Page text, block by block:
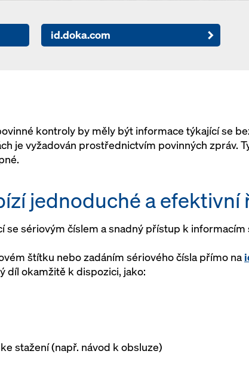
id.doka.com
kontroly by měly být informace týkající se
je vyžadován prostřednictvím povinných zpráv.
jednoduché a efektivní
sériovým číslem a snadný přístup k
štítku nebo zadáním sériového čísla přímo na
díl okamžitě k dispozici, jako:
stažení (např. návod k obsluze)